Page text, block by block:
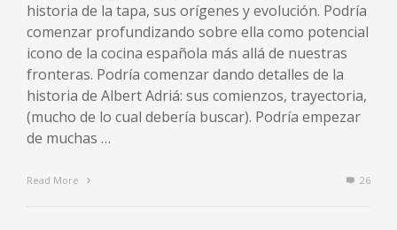
historia de la tapa, sus orígenes y evolución. Podría
comenzar profundizando sobre ella como potencial
icono de la cocina española más allá de nuestras
fronteras. Podría comenzar dando detalles de la
historia de Albert Adriá: sus comienzos, trayectoria,
(mucho de lo cual debería buscar). Podría empezar
de muchas …
Read More 26